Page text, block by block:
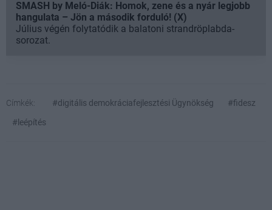
SMASH by Meló-Diák: Homok, zene és a nyár legjobb
hangulata – Jön a második forduló! (X)
Július végén folytatódik a balatoni strandröplabda-
sorozat.
Címkék: #digitális demokráciafejlesztési Ügynökség
#fidesz
#leépítés